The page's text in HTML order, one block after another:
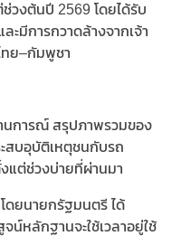
วงต้นปี 2569 โดยได้รับ
มีการกวาดล้างจากเจ้า
ทย–กัมพูชา
นการณ์ สรุปภาพรวมของ
สบอุบัติเหตุชนกับรถ
แต่ช่วงบ่ายที่ผ่านมา
ดยนายกรัฐมนตรี ได้
หลักฐานจะใช้เวลาอยู่ใช้